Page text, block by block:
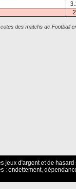
2
des matchs de Football
jeux d'argent et de
: endettement,